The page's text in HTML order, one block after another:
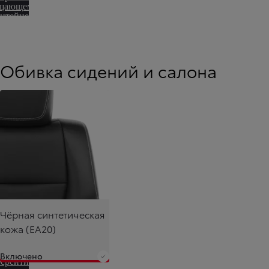
Обивка сидений и салона
Чёрная синтетическая
кожа (EA20)
Включено
к